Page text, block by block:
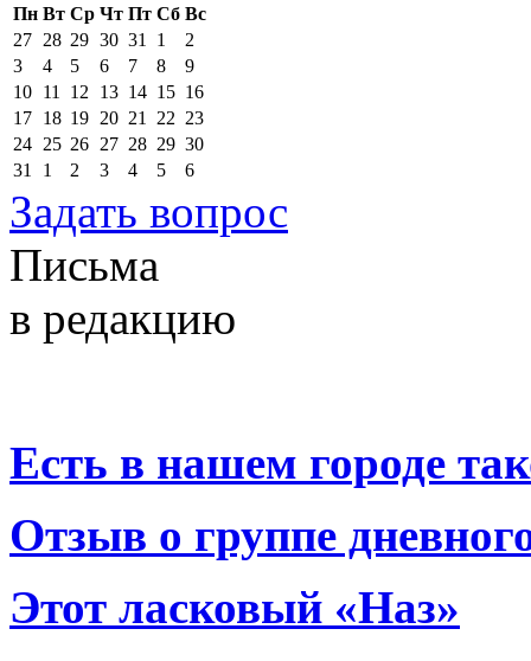
Пн Вт Ср Чт Пт Сб Вс
27 28 29 30 31 1
2
3
4 5 6 7 8
9
10 11 12 13 14 15 16
17 18 19 20 21 22 23
24 25 26 27 28 29 30
31
1 2 3 4 5 6
Задать вопрос
Письма
в редакцию
Есть в нашем городе
Отзыв о группе
Этот ласковый «Наз»